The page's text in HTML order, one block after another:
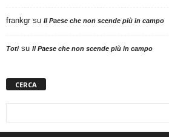
frankgr su Il Paese che non scende più in campo
Totisu Il Paese che non scende più in campo
CERCA